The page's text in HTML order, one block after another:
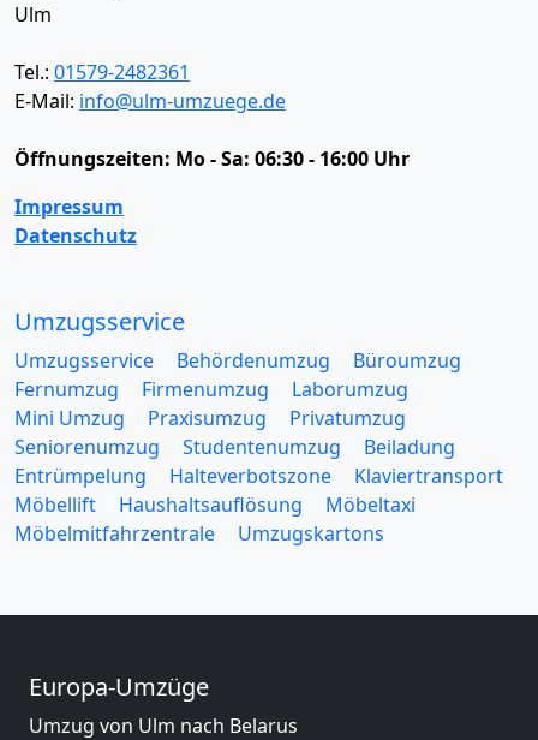
Ulm
Tel.: 01579-2482361
E-Mail: info@ulm-umzuege.de
Öffnungszeiten: Mo - Sa: 06:30 - 16:00 Uhr
Impressum
Datenschutz
Umzugsservice
Umzugsservice Behördenumzug
Büroumzug
Fernumzug
Firmenumzug
Laborumzug
Mini Umzug
Praxisumzug
Privatumzug
Seniorenumzug
Studentenumzug
Beiladung
Entrümpelung
Halteverbotszone
Klaviertransport
Möbellift
Haushaltsauflösung
Möbeltaxi
Möbelmitfahrzentrale
Umzugskartons
Europa-Umzüge
Umzug von Ulm nach Belarus